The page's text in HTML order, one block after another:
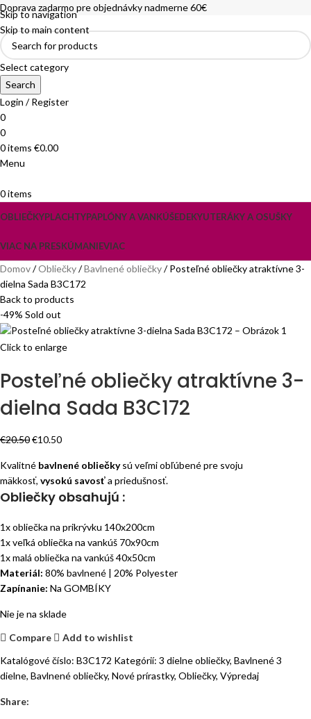
Skip to navigation
Skip to main content
Doprava zadarmo pre objednávky nadmerne 60€
Select category
Search
Login / Register
0
0
0items €0.00
Menu
0items
OBLIEČKYPLACHTYPAPLÓNY A VANKÚŠEDEKYUTERÁKY A OSUŠKY
VIAC NA PRESKÚMANIEVIAC
Domov Obliečky Bavlnené obliečky
Posteľné obliečky atraktívne 3-
dielna Sada B3C172
Back to products
-49% Sold out
Click to enlarge
Posteľné obliečky atraktívne 3-
dielna Sada B3C172
€20.50€10.50
Kvalitné bavlnené obliečkysú veľmi obľúbené pre svoju
mäkkosť, vysokú savosťa priedušnosť.
Obliečky obsahujú :
1x obliečka na prikrývku 140x200cm
1x veľká obliečka na vankúš 70x90cm
1x malá obliečka na vankúš 40x50cm
Materiál: 80% bavlnené | 20% Polyester
Zapínanie: Na GOMBÍKY
Nie je na sklade
Compare
Add to wishlist
Katalógové číslo: B3C172 Kategórií: 3 dielne obliečky, Bavlnené 3
dielne, Bavlnené obliečky, Nové prírastky, Obliečky, Výpredaj
Share: